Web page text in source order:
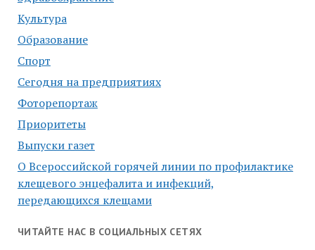
Культура
Образование
Спорт
Сегодня на предприятиях
Фоторепортаж
Приоритеты
Выпуски газет
О Всероссийской горячей линии по профилактике
клещевого энцефалита и инфекций,
передающихся клещами
ЧИТАЙТЕ НАС В СОЦИАЛЬНЫХ СЕТЯХ